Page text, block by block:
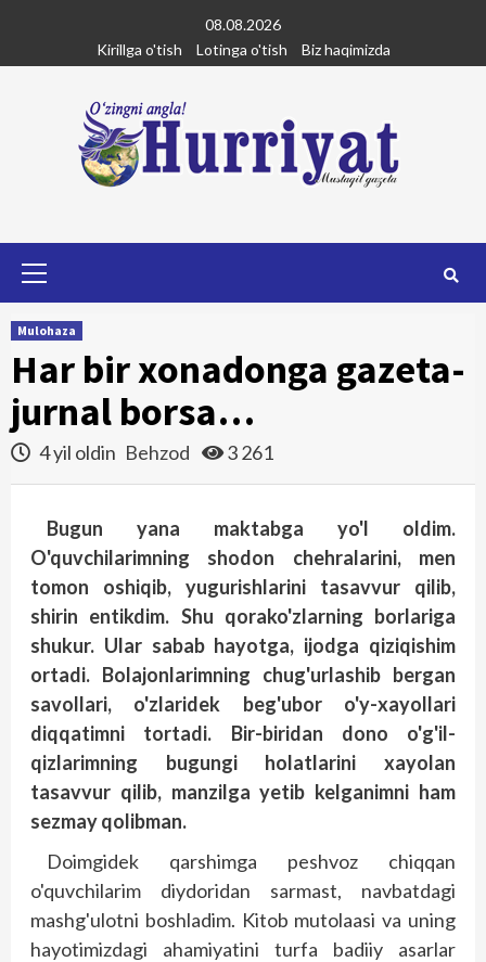
content
08.08.2026
Kirillga o'tish
Lotinga o'tish Biz haqimizda
Mulohaza
Har bir xonadonga gazeta-
jurnal borsa…
4 yil oldin Behzod 3 261
Bugun yana maktabga yo'l oldim.
O'quvchilarimning shodon chehralarini, men
tomon oshiqib, yugurishlarini tasavvur qilib,
shirin entikdim. Shu qorako'zlarning borlariga
shukur. Ular sabab hayotga, ijodga qiziqishim
ortadi. Bolajonlarimning chug'urlashib bergan
savollari, o'zlaridek beg'ubor o'y-xayollari
diqqatimni tortadi. Bir-biridan dono o'g'il-
qizlarimning bugungi holatlarini xayolan
tasavvur qilib, manzilga yetib kelganimni ham
sezmay qolibman.
Doimgidek qarshimga peshvoz chiqqan
o'quvchilarim diydoridan sarmast, navbatdagi
mashg'ulotni boshladim. Kitob mutolaasi va uning
hayotimizdagi ahamiyatini turfa badiiy asarlar